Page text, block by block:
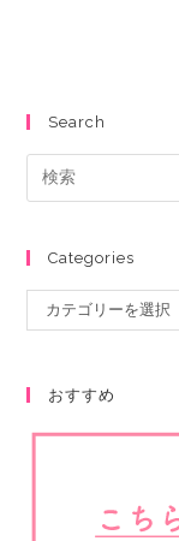
Search
Categories
カテゴリーを選択
おすすめ